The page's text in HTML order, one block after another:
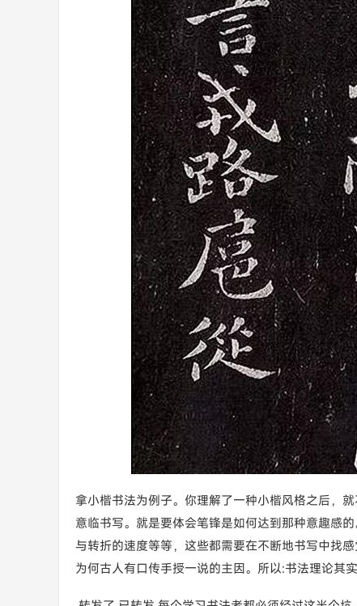
拿小楷书法为例子。你理解了一种小楷风格之后，
意临书写。就是要体会笔锋是如何达到那种意趣感
与转折的速度等等，这些都需要在不断地书写中找
为何古人有口传手授一说的主因。所以:书法理论其